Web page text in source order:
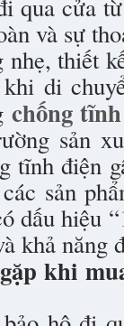
qua cửa
và sự
thiết
di
chống
sản
tĩnh điện
sản
dấu hiệu
khả năng
khi